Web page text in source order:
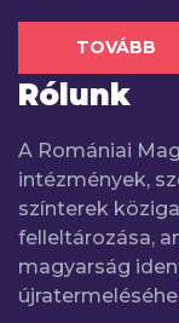
TOVÁBB
Rólunk
A Romániai
intézmények,
színterek
felleltározása,
magyarság